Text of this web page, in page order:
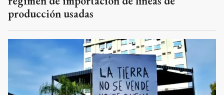
producción usadas